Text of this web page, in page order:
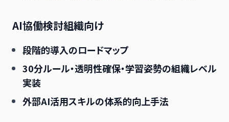
AI協働検討組織向け
段階的導入のロードマップ
30分ルール・透明性確保・学習姿勢の組織レベル
実装
外部AI活用スキルの体系的向上手法